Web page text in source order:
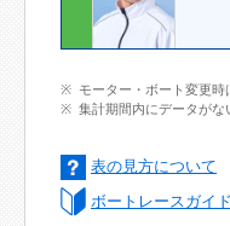
モーター・ボート変更時
集計期間内にデータがな
表の見方について
ボートレースガイ